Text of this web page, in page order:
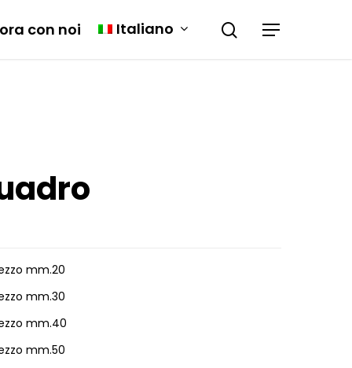
con noi Italiano
mm.20
mm.30
mm.40
mm.50